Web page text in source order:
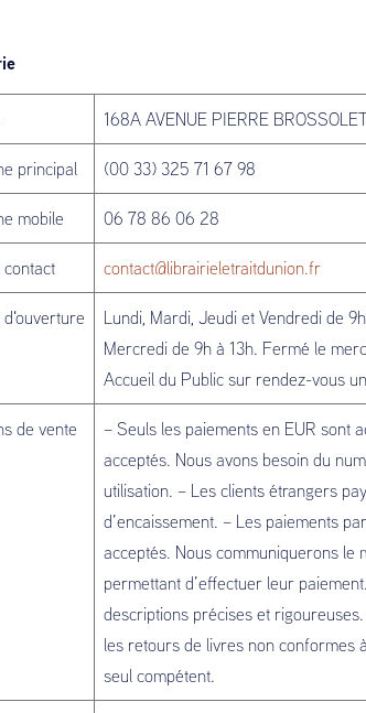
168A AVENUE PIERRE
principal (00 33) 325 71 67 98
mobile 06 78 86 06 28
contact contact@librairieletraitdunion.fr
Lundi, Mardi, Jeudi et Vendredi de
Mercredi de 9h à 13h. Fermé le
Accueil du Public sur rendez-vous
de vente
– Seuls les paiements en EUR sont
acceptés. Nous avons besoin du
utilisation. – Les clients étrangers
d’encaissement. – Les paiements
acceptés. Nous communiquerons le
permettant d’effectuer leur
descriptions précises et
les retours de livres non conformes
seul compétent.